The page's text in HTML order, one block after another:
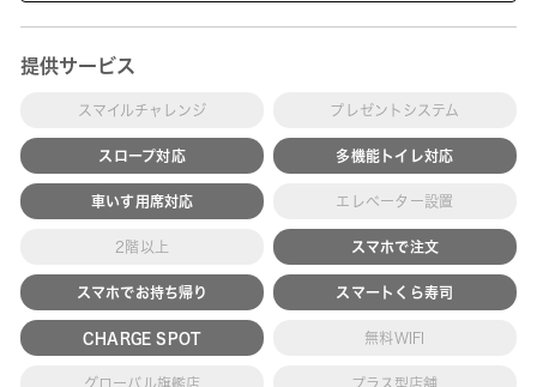
提供サービス
スマイルチャレンジ プレゼントシステム
スロープ対応 多機能トイレ対応
車いす用席対応 エレベーター設置
2階以上 スマホで注文
スマホでお持ち帰り スマートくら寿司
CHARGE SPOT 無料WIFI
グローバル旗艦店 プラス型店舗